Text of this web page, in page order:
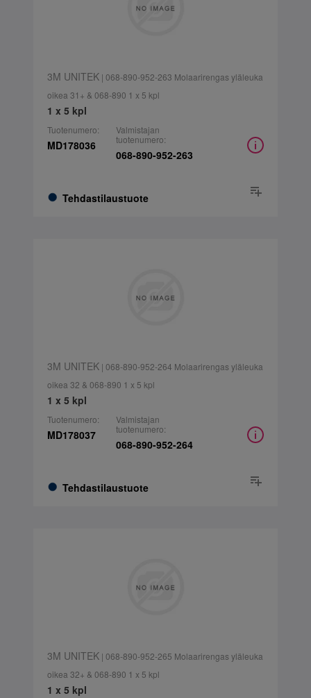
3M UNITEK| 068-890-952-263 Molaarirengas yläleuka
oikea 31+ & 068-890 1 x 5 kpl
1 x 5 kpl
Tuotenumero:
MD178036
Tehdastilaustuote
Valmistajan
tuotenumero:
068-890-952-263
3M UNITEK| 068-890-952-264 Molaarirengas yläleuka
oikea 32 & 068-890 1 x 5 kpl
1 x 5 kpl
Tuotenumero:
MD178037
Tehdastilaustuote
Valmistajan
tuotenumero:
068-890-952-264
3M UNITEK| 068-890-952-265 Molaarirengas yläleuka
oikea 32+ & 068-890 1 x 5 kpl
1 x 5 kpl